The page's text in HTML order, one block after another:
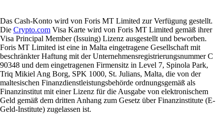
Das Cash-Konto wird von Foris MT Limited zur Verfügung gestellt.
Die Crypto.com Visa Karte wird von Foris MT Limited gemäß ihrer
Visa Principal Member (Issuing) Lizenz ausgestellt und beworben.
Foris MT Limited ist eine in Malta eingetragene Gesellschaft mit
beschränkter Haftung mit der Unternehmensregistrierungsnummer C
90348 und dem eingetragenen Firmensitz in Level 7, Spinola Park,
Triq Mikiel Ang Borg, SPK 1000, St. Julians, Malta, die von der
maltesischen Finanzdienstleistungsbehörde ordnungsgemäß als
Finanzinstitut mit einer Lizenz für die Ausgabe von elektronischem
Geld gemäß dem dritten Anhang zum Gesetz über Finanzinstitute (E-
Geld-Institute) zugelassen ist.